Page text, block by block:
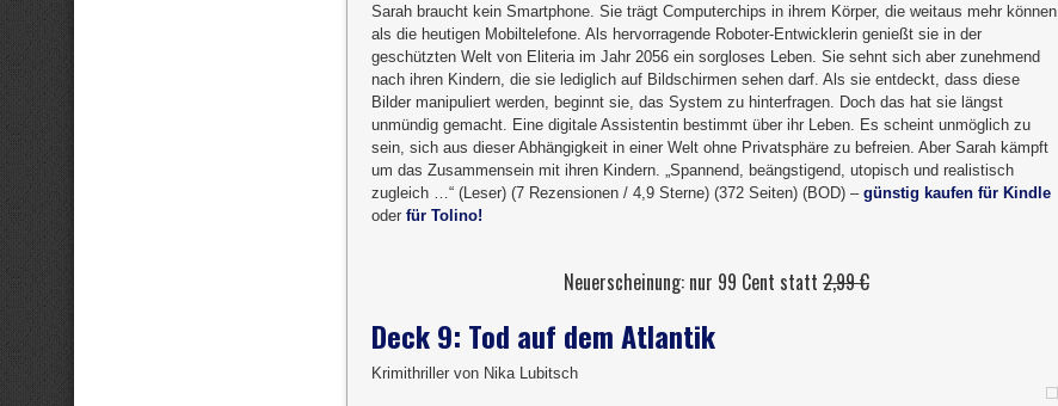
Sarah braucht kein Smartphone. Sie trägt Computerchips in ihrem Körper, die weitaus mehr können
als die heutigen Mobiltelefone. Als hervorragende Roboter-Entwicklerin genießt sie in der
geschützten Welt von Eliteria im Jahr 2056 ein sorgloses Leben. Sie sehnt sich aber zunehmend
nach ihren Kindern, die sie lediglich auf Bildschirmen sehen darf. Als sie entdeckt, dass diese
Bilder manipuliert werden, beginnt sie, das System zu hinterfragen. Doch das hat sie längst
unmündig gemacht. Eine digitale Assistentin bestimmt über ihr Leben. Es scheint unmöglich zu
sein, sich aus dieser Abhängigkeit in einer Welt ohne Privatsphäre zu befreien. Aber Sarah kämpft
um das Zusammensein mit ihren Kindern. „Spannend, beängstigend, utopisch und realistisch
zugleich …“ (Leser) (7 Rezensionen / 4,9 Sterne) (372 Seiten) (BOD) – günstig kaufen für Kindle
oder für Tolino!
Neuerscheinung: nur 99 Cent statt 2,99 €
Deck 9: Tod auf dem Atlantik
Krimithriller von Nika Lubitsch